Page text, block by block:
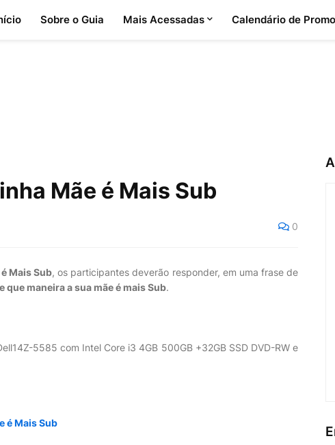
Sobre o Guia Mais Acessadas Calendário de
Mãe é Mais Sub
0
Mais Sub, os participantes deverão responder, em uma frase de
que maneira a sua mãe é mais Sub.
5585 com Intel Core i3 4GB 500GB +32GB SSD DVD-RW e
é Mais Sub